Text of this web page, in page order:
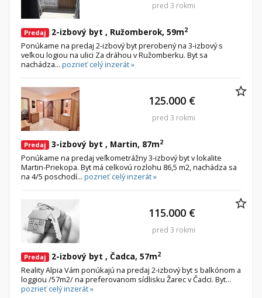
Predaj 2-izbový byt , Ružomberok, 59m2
Ponúkame na predaj 2-izbový byt prerobený na 3-izbový s
veľkou logiou na ulici Za dráhou v Ružomberku. Byt sa
nachádza... pozrieť celý inzerát »
pred 3 rokmi
Predaj 3-izbový byt , Martin, 87m2
Ponúkame na predaj veľkometrážny 3-izbový byt v lokalite
Martin-Priekopa. Byt má celkovú rozlohu 86,5 m2, nachádza sa
na 4/5 poschodí... pozrieť celý inzerát »
125.000 €
pred 3 rokmi
Predaj 2-izbový byt , Čadca, 57m2
Reality Alpia Vám ponúkajú na predaj 2-izbový byt s balkónom a
loggiou /57m2/ na preferovanom sídlisku Žarec v Čadci. Byt...
pozrieť celý inzerát »
115.000 €
pred 3 rokmi